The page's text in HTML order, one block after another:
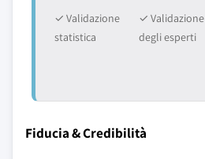
✓ Validazione
statistica
✓ Validazione
degli esperti
Fiducia & Credibilità